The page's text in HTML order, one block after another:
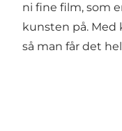
ni fine film, som
kunsten på.
så man får det